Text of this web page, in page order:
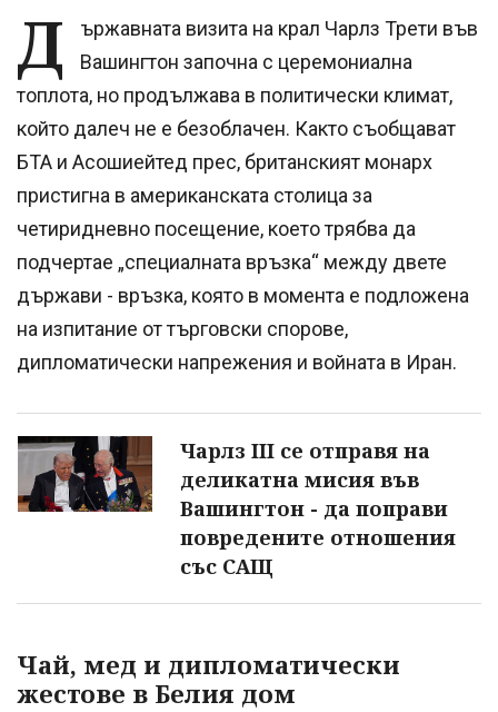
Д
ържавната визита на крал Чарлз Трети във
Вашингтон започна с церемониална
топлота, но продължава в политически климат,
който далеч не е безоблачен. Както съобщават
БТА и Асошиейтед прес, британският монарх
пристигна в американската столица за
четиридневно посещение, което трябва да
подчертае „специалната връзка“ между двете
държави - връзка, която в момента е подложена
на изпитание от търговски спорове,
дипломатически напрежения и войната в Иран.
Чарлз III се отправя на
деликатна мисия във
Вашингтон - да поправи
повредените отношения
със САЩ
Чай, мед и дипломатически
жестове в Белия дом